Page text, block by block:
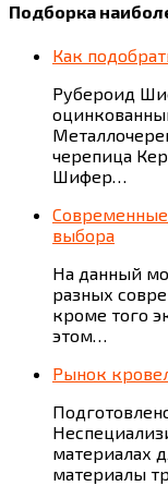
Подборка
Как
Рубероид
черепица
Шифер…
выбора
На данный
разных
кроме того
этом…
Рынок
материалах
материалы